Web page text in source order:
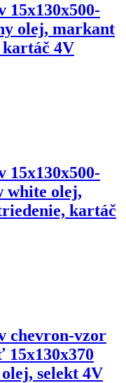
15x130x500-
olej, markant
4V
15x130x500-
white olej,
kartáč
chevron-vzor
selekt 4V